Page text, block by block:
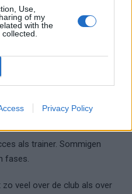
Use,
of my
with the
Privacy Policy
over zijn kwaliteiten —
over timing.
zoals Driessen
kunnen vormen.
opereren onder Europese
als trainer. Sommigen
fases.
veel over de club als over